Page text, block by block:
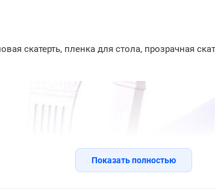
скатерть, пленка для стола, прозрачная
Показать полностью